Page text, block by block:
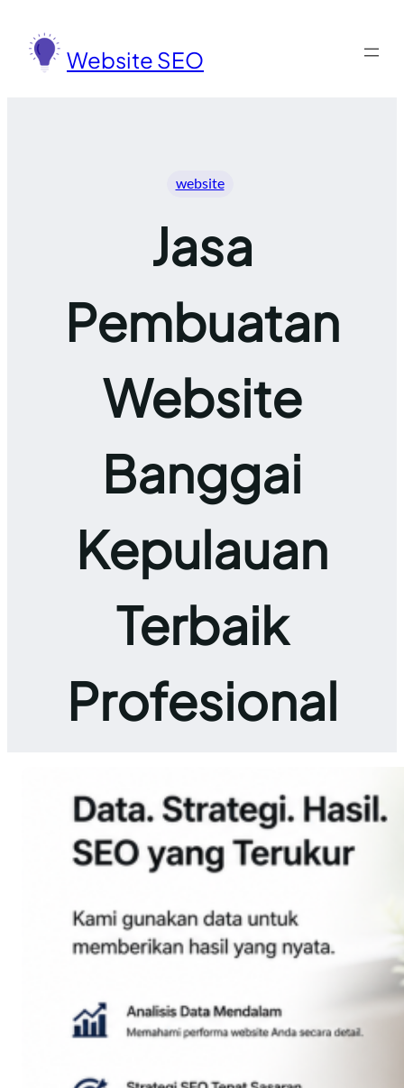
konten
Website SEO
website
Jasa
Pembuatan
Website
Banggai
Kepulauan
Terbaik
Profesional